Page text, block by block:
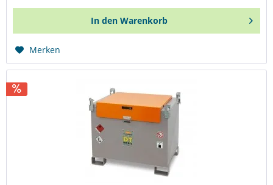
In den Warenkorb
Merken